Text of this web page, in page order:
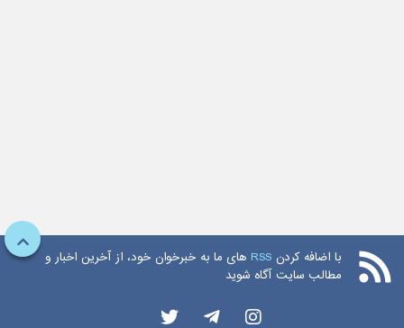
با اضافه کردن RSS های ما به خبرخوان خود، از آخرین اخبار و
مطالب سایت آگاه شوید